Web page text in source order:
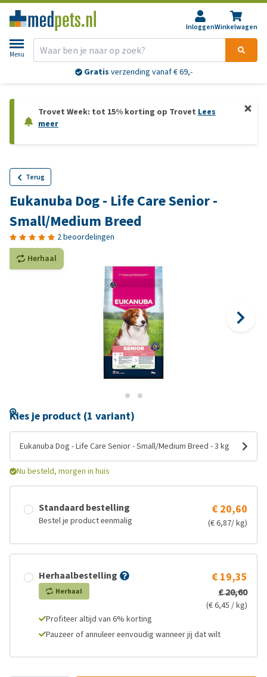
InloggenWinkelwagen
Menu
Gratis verzending vanaf € 69,-
Trovet Week: tot 15% korting op Trovet Lees
meer
Terug
Eukanuba Dog - Life Care Senior -
Small/Medium Breed
2 beoordelingen
Herhaal
Kies je product (1 variant)
Eukanuba Dog - Life Care Senior - Small/Medium Breed - 3 kg
Nu besteld, morgen in huis
Standaard bestelling
Bestel je product eenmalig
€ 20,60
(€ 6,87/ kg)
Herhaalbestelling
Herhaal
€ 19,35
€ 20,60
(€ 6,45 / kg)
Profiteer altijd van 6% korting
Pauzeer of annuleer eenvoudig wanneer jij dat wilt